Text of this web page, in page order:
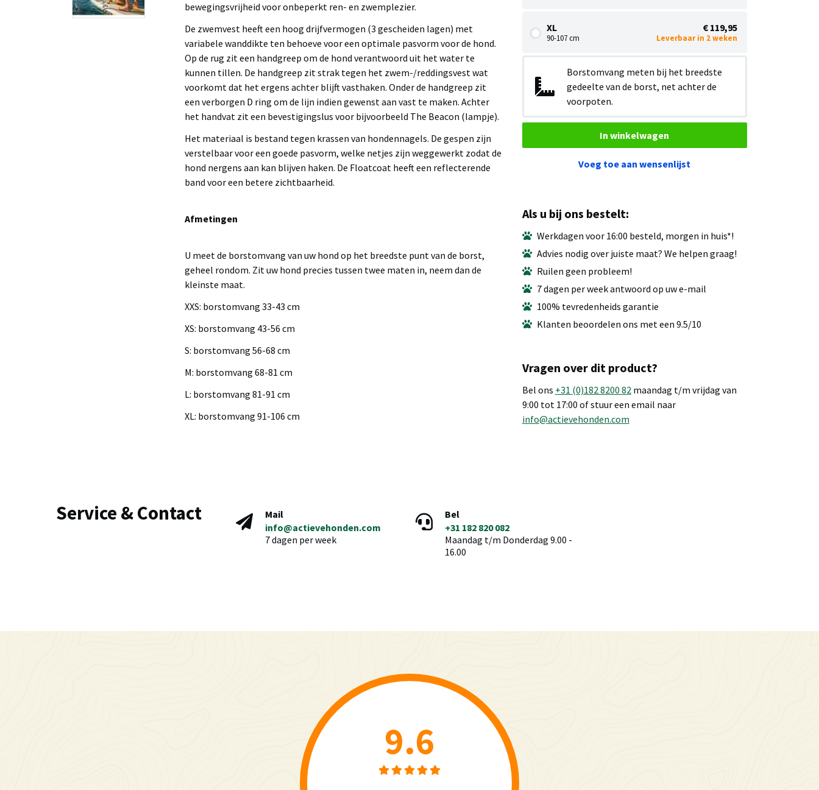
XL
90-107 cm
€ 119,95
Leverbaar in 2 weken
Borstomvang meten bij het breedste
gedeelte van de borst, net achter de
voorpoten.
In winkelwagen
Voeg toe aan wensenlijst
bewegingsvrijheid voor onbeperkt ren- en zwemplezier.
De zwemvest heeft een hoog drijfvermogen (3 gescheiden lagen) met
variabele wanddikte ten behoeve voor een optimale pasvorm voor de hond.
Op de rug zit een handgreep om de hond verantwoord uit het water te
kunnen tillen. De handgreep zit strak tegen het zwem-/reddingsvest wat
voorkomt dat het ergens achter blijft vasthaken. Onder de handgreep zit
een verborgen D ring om de lijn indien gewenst aan vast te maken. Achter
het handvat zit een bevestigingslus voor bijvoorbeeld The Beacon (lampje).
Het materiaal is bestand tegen krassen van hondennagels. De gespen zijn
verstelbaar voor een goede pasvorm, welke netjes zijn weggewerkt zodat de
hond nergens aan kan blijven haken. De Floatcoat heeft een reflecterende
band voor een betere zichtbaarheid.
Afmetingen
U meet de borstomvang van uw hond op het breedste punt van de borst,
geheel rondom. Zit uw hond precies tussen twee maten in, neem dan de
kleinste maat.
XXS: borstomvang 33-43 cm
XS: borstomvang 43-56 cm
S: borstomvang 56-68 cm
M: borstomvang 68-81 cm
L: borstomvang 81-91 cm
XL: borstomvang 91-106 cm
Als u bij ons bestelt:
Werkdagen voor 16:00 besteld, morgen in huis*!
Advies nodig over juiste maat? We helpen graag!
Ruilen geen probleem!
7 dagen per week antwoord op uw e-mail
100% tevredenheids garantie
Klanten beoordelen ons met een 9.5/10
Vragen over dit product?
Bel ons +31 (0)182 8200 82maandag t/m vrijdag van
9:00 tot 17:00 of stuur een email naar
info@actievehonden.com
Service & Contact
Mail
info@actievehonden.com
7 dagen per week
Bel
+31 182 820 082
Maandag t/m Donderdag 9.00 -
16.00
9.6